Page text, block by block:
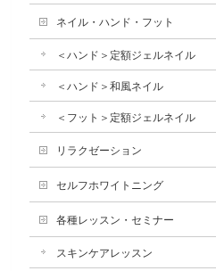
ネイル・ハンド・フット
＜ハンド＞定額ジェルネイル
＜ハンド＞和風ネイル
＜フット＞定額ジェルネイル
リラクゼーション
セルフホワイトニング
各種レッスン・セミナー
スキンケアレッスン